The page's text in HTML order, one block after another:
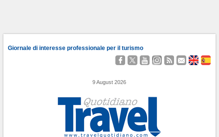
Giornale di interesse professionale per il turismo
SeguiciSeguiGuardaciSeguiciSeguiContattaci
About
9 August 2026